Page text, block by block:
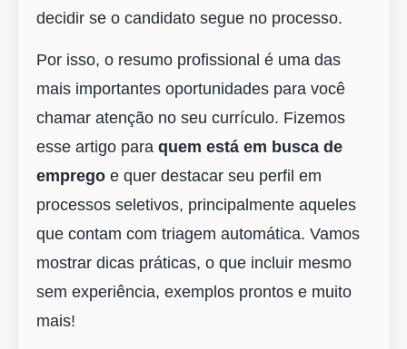
decidir se o candidato segue no processo.
Por isso, o resumo profissional é uma das
mais importantes oportunidades para você
chamar atenção no seu currículo. Fizemos
esse artigo para quem está em busca de
emprego e quer destacar seu perfil em
processos seletivos, principalmente aqueles
que contam com triagem automática. Vamos
mostrar dicas práticas, o que incluir mesmo
sem experiência, exemplos prontos e muito
mais!